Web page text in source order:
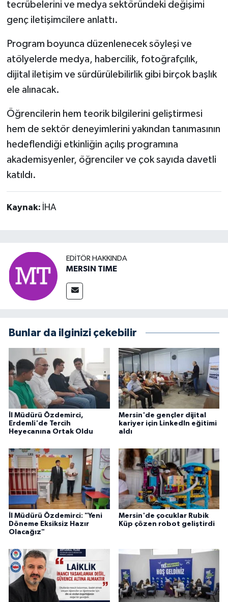
tecrübelerini ve medya sektöründeki değişimi
genç iletişimcilere anlattı.
Program boyunca düzenlenecek söyleşi ve
atölyelerde medya, habercilik, fotoğrafçılık,
dijital iletişim ve sürdürülebilirlik gibi birçok başlık
ele alınacak.
Öğrencilerin hem teorik bilgilerini geliştirmesi
hem de sektör deneyimlerini yakından tanımasının
hedeflendiği etkinliğin açılış programına
akademisyenler, öğrenciler ve çok sayıda davetli
katıldı.
Kaynak: İHA
EDITÖR HAKKINDA
MERSIN TIME
Bunlar da ilginizi çekebilir
İl Müdürü Özdemirci,
Erdemli'de Tercih
Heyecanına Ortak Oldu
Mersin'de gençler dijital
kariyer için LinkedIn eğitimi
aldı
İl Müdürü Özdemirci: "Yeni
Döneme Eksiksiz Hazır
Olacağız"
Mersin'de çocuklar Rubik
Küp çözen robot geliştirdi